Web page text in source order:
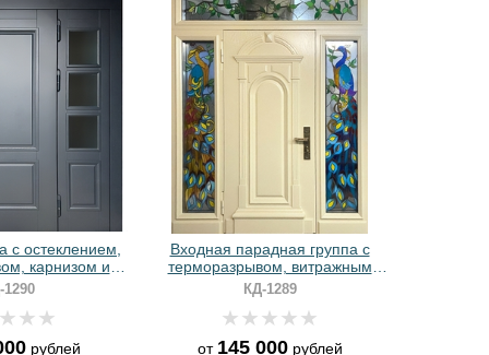
с остеклением,
карнизом и
МДФ RAL
1290
рублей
Входная парадная группа с
терморазрывом, витражным
остеклением и отделкой МДФ с
багетом
КД-1289
от 145 000рублей